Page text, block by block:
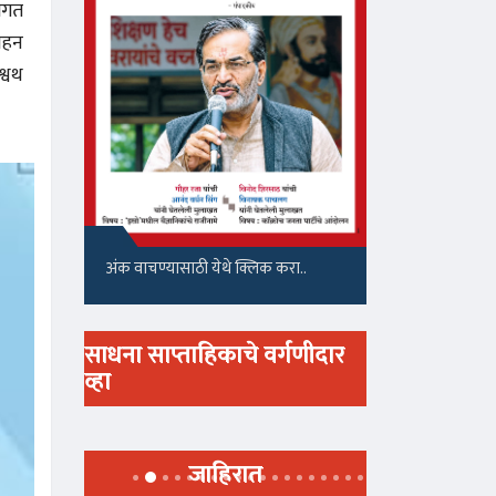
अंक वाचण्यासाठी येथे क्लिक करा..
साधना साप्ताहिकाचे वर्गणीदार
व्हा
जाहिरात